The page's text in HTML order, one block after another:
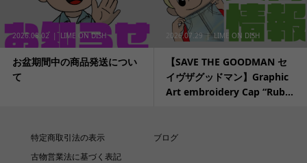
2026.08.02 LIME ON DISH
お盆期間中の商品発送につい
て
2026.07.29 LIME ON DISH
【SAVE THE GOODMAN セ
イヴザグッドマン】Graphic
Art embroidery Cap “Rub...
特定商取引法の表示
古物営業法に基づく表記
ブログ